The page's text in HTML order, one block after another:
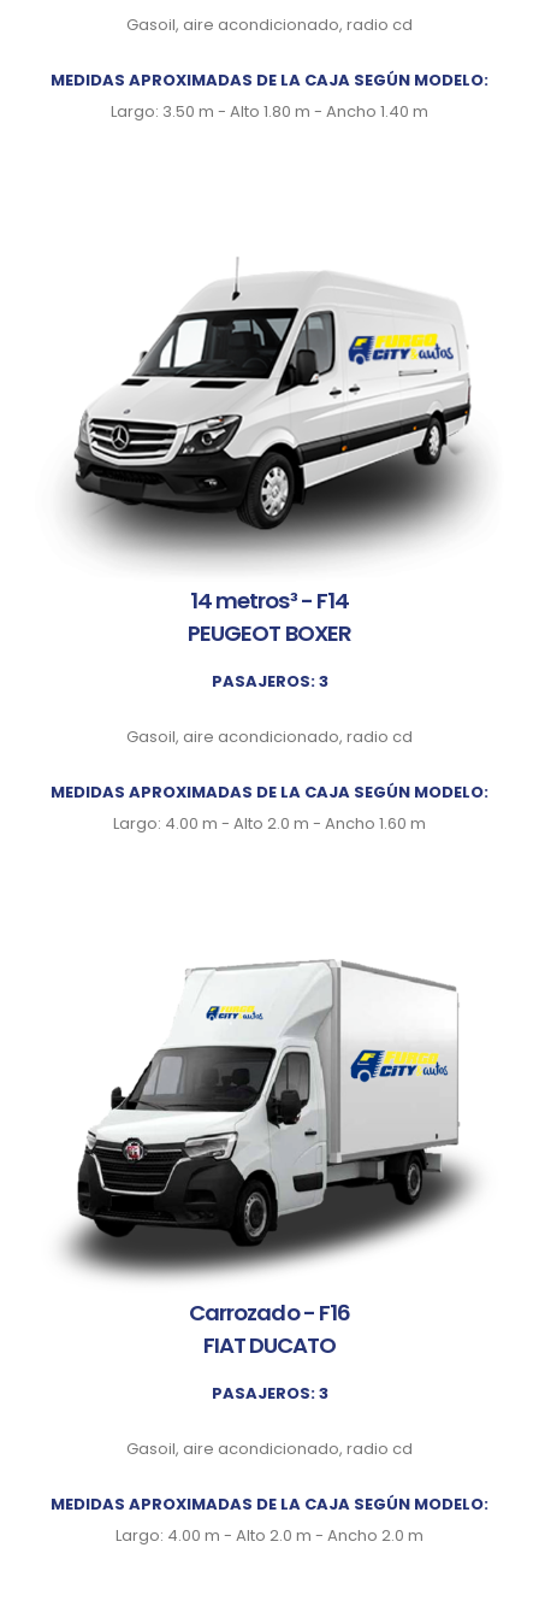
Gasoil, aire acondicionado, radio cd
MEDIDAS APROXIMADAS DE LA CAJA SEGÚN MODELO:
Largo: 3.50 m - Alto 1.80 m - Ancho 1.40 m
14 metros³ - F14
PEUGEOT BOXER
PASAJEROS: 3
Gasoil, aire acondicionado, radio cd
MEDIDAS APROXIMADAS DE LA CAJA SEGÚN MODELO:
Largo: 4.00 m - Alto 2.0 m - Ancho 1.60 m
Carrozado - F16
FIAT DUCATO
PASAJEROS: 3
Gasoil, aire acondicionado, radio cd
MEDIDAS APROXIMADAS DE LA CAJA SEGÚN MODELO:
Largo: 4.00 m - Alto 2.0 m - Ancho 2.0 m